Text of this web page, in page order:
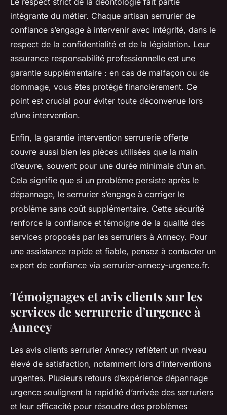
intégrante du métier. Chaque artisan serrurier de
confiance s’engage à intervenir avec intégrité, dans le
respect de la confidentialité et de la législation. Leur
assurance responsabilité professionnelle est une
garantie supplémentaire : en cas de malfaçon ou de
dommage, vous êtes protégé financièrement. Ce
point est crucial pour éviter toute déconvenue lors
d’une intervention.
Enfin, la garantie intervention serrurerie offerte
couvre aussi bien les pièces utilisées que la main
d’œuvre, souvent pour une durée minimale d’un an.
Cela signifie que si un problème persiste après le
dépannage, le serrurier s’engage à corriger le
problème sans coût supplémentaire. Cette sécurité
renforce la confiance et témoigne de la qualité des
services proposés par les serruriers à Annecy. Pour
une assistance rapide et fiable, pensez à contacter un
expert de confiance via serrurier-annecy-urgence.fr.
Témoignages et avis clients sur les
services de serrurerie d’urgence à
Annecy
Les avis clients serrurier Annecy reflètent un niveau
élevé de satisfaction, notamment lors d’interventions
urgentes. Plusieurs retours d’expérience dépannage
urgence soulignent la rapidité d’arrivée des serruriers
et leur efficacité pour résoudre des problèmes